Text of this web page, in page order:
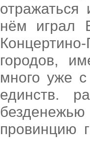
нём играл
городов,
много уже
единств.
безденежью
провинцию